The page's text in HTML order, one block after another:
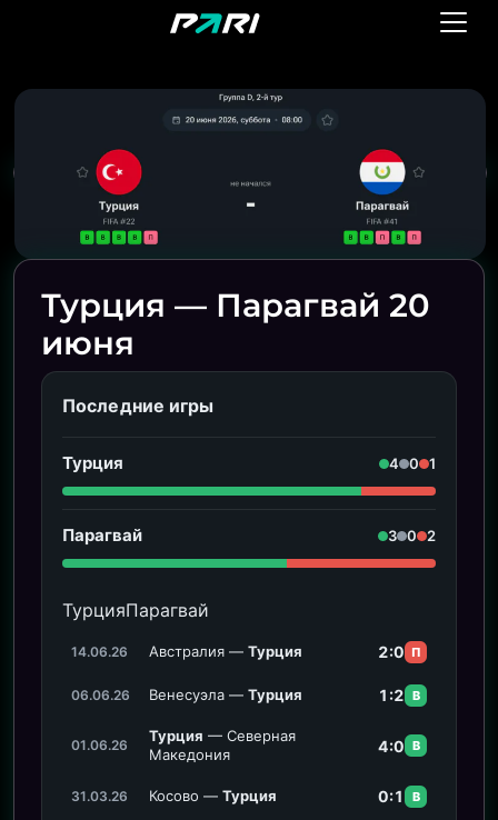
Турция — Парагвай 20
июня
Последние игры
Турция 4 0 1
Парагвай 3 0 2
ТурцияПарагвай
14.06.26 Австралия — Турция 2:0 П
06.06.26 Венесуэла — Турция 1:2 В
01.06.26
Турция — Северная
Македония
4:0 В
31.03.26 Косово — Турция 0:1 В